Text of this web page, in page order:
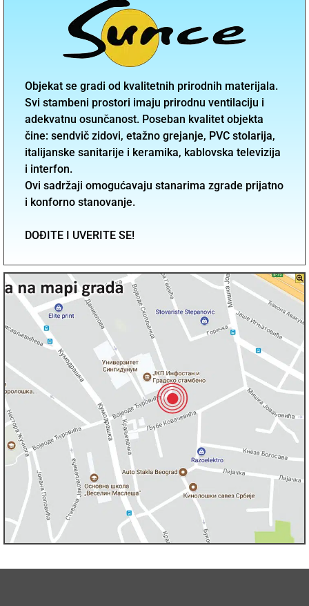
Objekat se gradi od kvalitetnih prirodnih materijala.
Svi stambeni prostori imaju prirodnu ventilaciju i
adekvatnu osunčanost. Poseban kvalitet objekta
čine: sendvič zidovi, etažno grejanje, PVC stolarija,
italijanske sanitarije i keramika, kablovska televizija
i interfon.
Ovi sadržaji omogućavaju stanarima zgrade prijatno
i konforno stanovanje.
DOĐITE I UVERITE SE!